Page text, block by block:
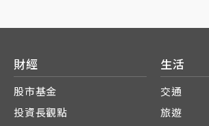
財經
股市基金
投資長觀點
生活
交通
旅遊